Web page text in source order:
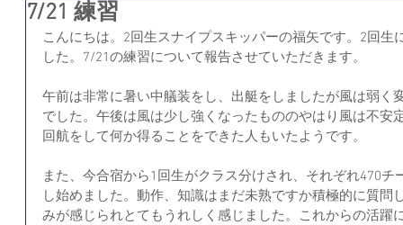
7/21 練習
こんにちは。2回生スナイプスキッパーの福矢です。2回生
した。7/21の練習について報告させていただきます。
午前は非常に暑い中艤装をし、出艇をしましたが風は弱く
でした。午後は風は少し強くなったもののやはり風は不安
回航をして何か得ることをできた人もいたようです。
また、今合宿から1回生がクラス分けされ、それぞれ470
し始めました。動作、知識はまだ未熟ですか積極的に質問
みが感じられとてもうれしく感じました。これからの活躍